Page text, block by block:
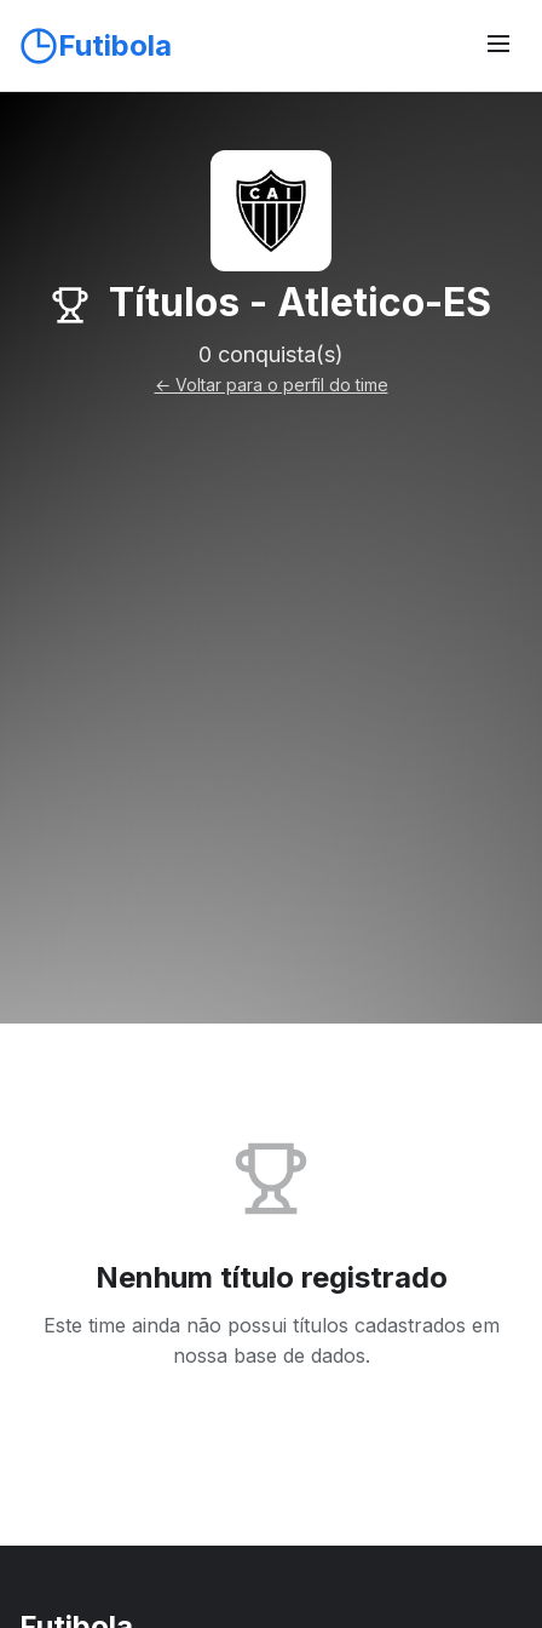
Futibola
Títulos - Atletico-ES
0 conquista(s)
← Voltar para o perfil do time
Nenhum título registrado
Este time ainda não possui títulos cadastrados em
nossa base de dados.